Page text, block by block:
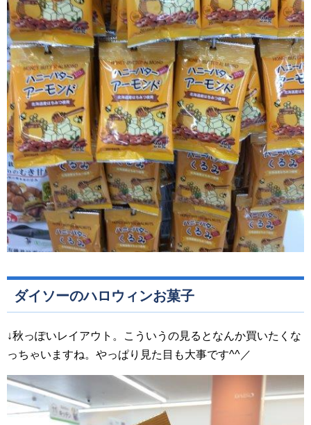
ダイソーのハロウィンお菓子
↓秋っぽいレイアウト。こういうの見るとなんか買いたくな
っちゃいますね。やっぱり見た目も大事です^^／